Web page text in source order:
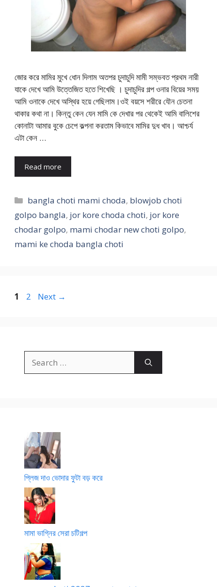
জোর করে মামির মুখে ধোন দিলাম অতপর চুদাচুদি মামী সম্ভবত প্রথম নারী
যাকে দেখে আমি উত্তেজিত হতে শিখেছি । চুদাচুদির গল্প ওনার বিয়ের সময়
আমি ওনাকে দেখে অস্থির হয়ে গেছিলাম।ওই বয়সে শরীরে যৌন চেতনা
থাকার কথা না। কিন্তু কেন যেন মামি কে দেখার পর থেকেই আমি বালিশের
কোনাটা আমার বুকে চেপে কল্পনা করতাম কিভাবে মামির দুধ খাব। আশ্চর্য
এটা কেন …
Read more
Categories
bangla choti mami choda, blowjob choti
golpo bangla, jor kore choda choti, jor kore
chodar golpo, mami chodar new choti golpo,
mami ke choda bangla choti
Page
1 Page
2 Next →
for:
প্লিজ দাও ভোদার ফুটা বড় করে
মামা ভাগ্নির সেরা চটিগল্প